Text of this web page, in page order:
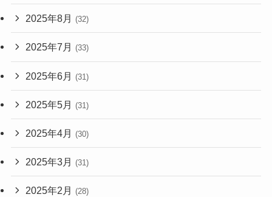
2025年8月 (32)
2025年7月 (33)
2025年6月 (31)
2025年5月 (31)
2025年4月 (30)
2025年3月 (31)
2025年2月 (28)